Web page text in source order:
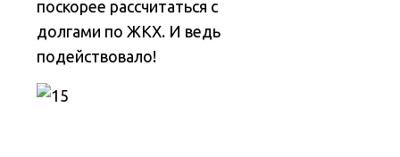
поскорее рассчитаться с
долгами по ЖКХ. И ведь
подействовало!